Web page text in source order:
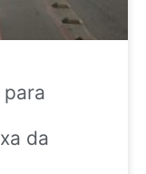
para
da